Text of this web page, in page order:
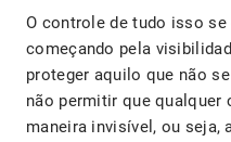
O controle de tudo isso
começando pela
proteger aquilo que não
não permitir que qualquer
maneira invisível, ou seja,